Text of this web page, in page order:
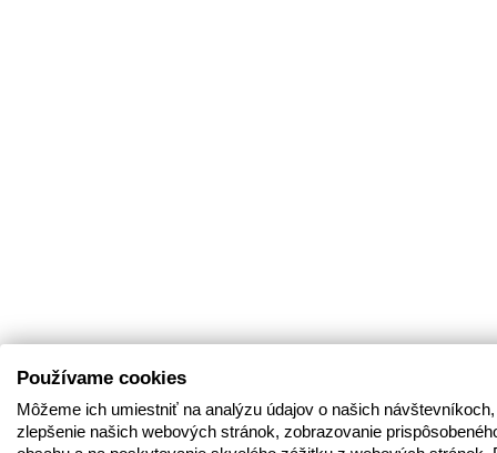
Používame cookies
Môžeme ich umiestniť na analýzu údajov o našich
zlepšenie našich webových stránok, zobrazovanie